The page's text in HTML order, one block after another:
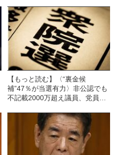
【もっと読む】〈“裏金候
補”47％が当選有力〉非公認でも
不記載2000万超え議員、党員資
実」…衆院選最終予測「当落リ
スト」から見える現実